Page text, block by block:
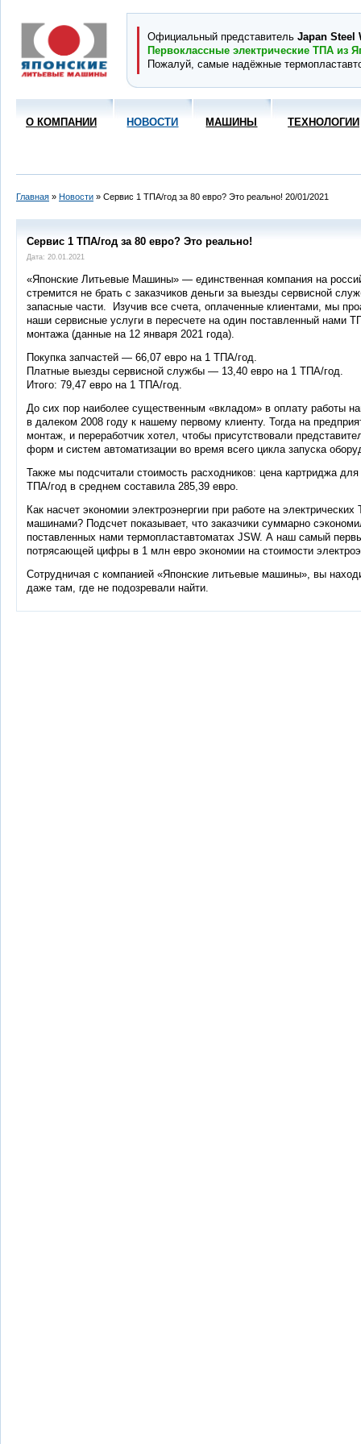
Официальный представитель Japan Steel
Первоклассные электрические ТПА из
Пожалуй, самые надёжные
О КОМПАНИИ НОВОСТИ МАШИНЫ ТЕХНОЛОГИИ
Главная » Новости » Сервис 1 ТПА/год за 80 евро? Это реально! 20/01/2021
Сервис 1 ТПА/год за 80 евро? Это реально!
Дата: 20.01.2021
«Японские Литьевые Машины» — единственная компания на
стремится не брать с заказчиков деньги за выезды сервисной
запасные части. Изучив все счета, оплаченные клиентами, мы
наши сервисные услуги в пересчете на один поставленный нами
монтажа (данные на 12 января 2021 года).
Покупка запчастей — 66,07 евро на 1 ТПА/год.
Платные выезды сервисной службы — 13,40 евро на 1 ТПА/год.
Итого: 79,47 евро на 1 ТПА/год.
До сих пор наиболее существенным «вкладом» в оплату работы
в далеком 2008 году к нашему первому клиенту. Тогда на
монтаж, и переработчик хотел, чтобы присутствовали
форм и систем автоматизации во время всего цикла запуска
Также мы подсчитали стоимость расходников: цена картриджа
ТПА/год в среднем составила 285,39 евро.
Как насчет экономии электроэнергии при работе на
машинами? Подсчет показывает, что заказчики суммарно
поставленных нами термопластавтоматах JSW. А наш самый
потрясающей цифры в 1 млн евро экономии на стоимости
Сотрудничая с компанией «Японские литьевые машины», вы
даже там, где не подозревали найти.